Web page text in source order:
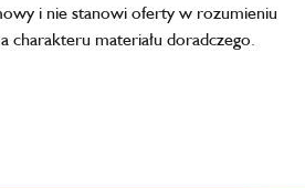
i nie stanowi oferty w rozumieniu
charakteru materiału doradczego.